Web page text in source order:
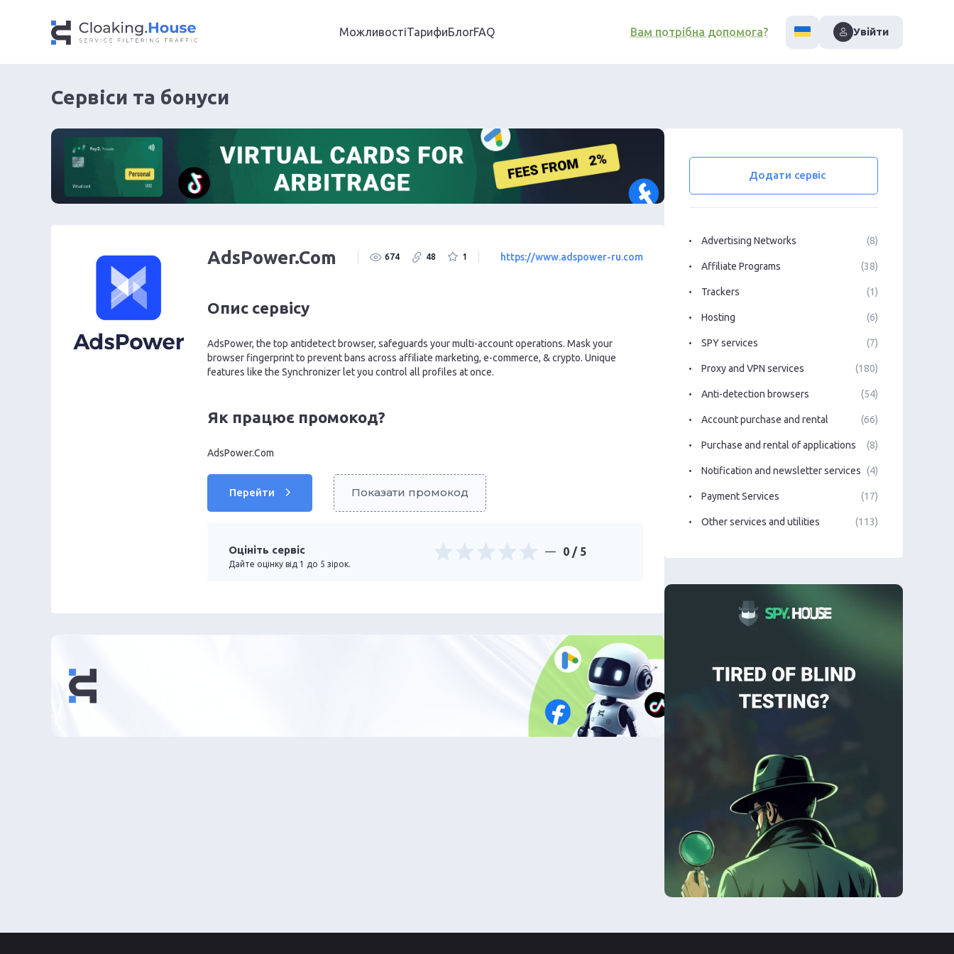
МожливостіТарифиБлогFAQ Вам потрібна допомога? Увійти
Сервіси та бонуси
https://www.adspower-ru.com
AdsPower.Com 674 48 1
Опис сервісу
AdsPower, the top antidetect browser, safeguards your multi-account operations. Mask your
browser fingerprint to prevent bans across affiliate marketing, e-commerce, & crypto. Unique
features like the Synchronizer let you control all profiles at once.
Як працює промокод?
AdsPower.Com
Перейти Показати промокод
Оцініть сервіс
Дайте оцінку від 1 до 5 зірок.
0 / 5
Додати сервіс
Advertising Networks (8)
Affiliate Programs (38)
Trackers (1)
Hosting (6)
SPY services (7)
Proxy and VPN services (180)
Anti-detection browsers (54)
Account purchase and rental (66)
Purchase and rental of applications (8)
Notification and newsletter services (4)
Payment Services (17)
Other services and utilities (113)